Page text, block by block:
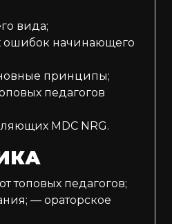
вида;
ошибок начинающего
принципы;
педагогов
MDC NRG. ⠀
топовых педагогов;
— ораторское